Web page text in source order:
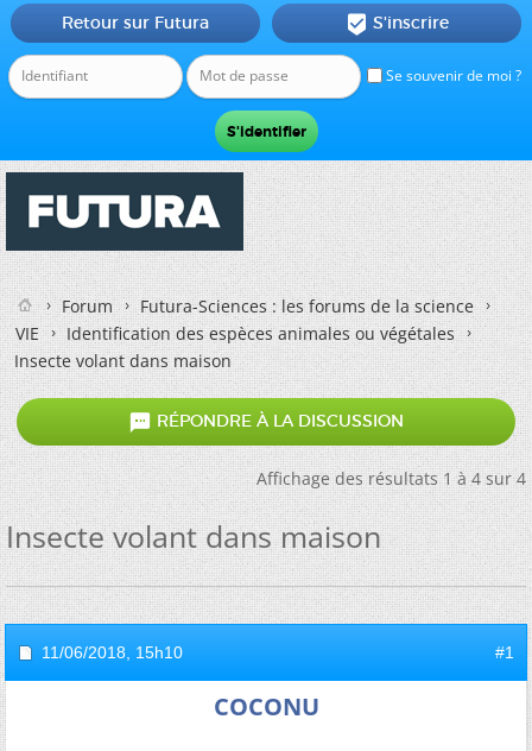
Se souvenir de moi ?
Retour sur Futura  S'inscrire
Forum
Futura-Sciences : les forums de la science
VIE
Identification des espèces animales ou végétales
Insecte volant dans maison
 RÉPONDRE À LA DISCUSSION
Affichage des résultats 1 à 4 sur 4
Insecte volant dans maison
11/06/2018, 15h10 #1
COCONU